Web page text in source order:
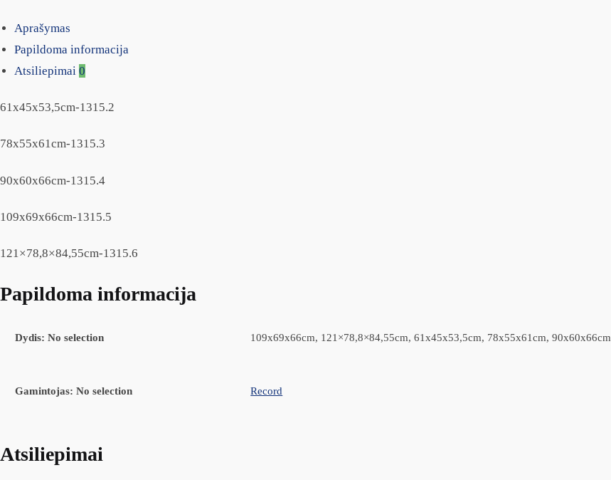
Aprašymas
Papildoma informacija
Atsiliepimai 0
61x45x53,5cm-1315.2
78x55x61cm-1315.3
90x60x66cm-1315.4
109x69x66cm-1315.5
121×78,8×84,55cm-1315.6
Papildoma informacija
Dydis: No selection 109x69x66cm, 121×78,8×84,55cm, 61x45x53,5cm, 78x55x61cm, 90x60x66cm
Gamintojas: No selection Record
Atsiliepimai